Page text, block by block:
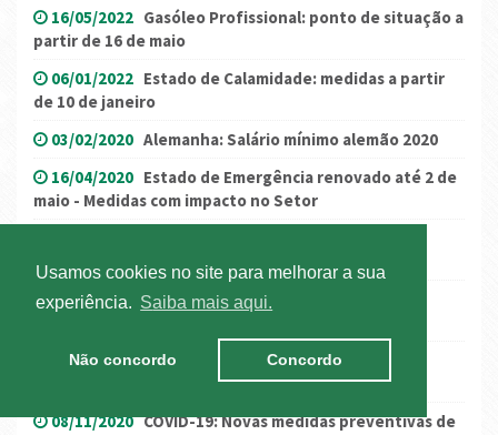
Usamos cookies no site para melhorar a sua
experiência.
Saiba mais aqui.
Não concordo Concordo
16/05/2022 Gasóleo Profissional: ponto de situação a
partir de 16 de maio
06/01/2022 Estado de Calamidade: medidas a partir
de 10 de janeiro
03/02/2020 Alemanha: Salário mínimo alemão 2020
16/04/2020 Estado de Emergência renovado até 2 de
maio - Medidas com impacto no Setor
Atividade e Cabotagem
25/08/2020
Comunicado IMT: Contingente
22/12/2016 ANTRAM participa em reunião com
08/11/2020 COVID-19: Novas medidas preventivas de